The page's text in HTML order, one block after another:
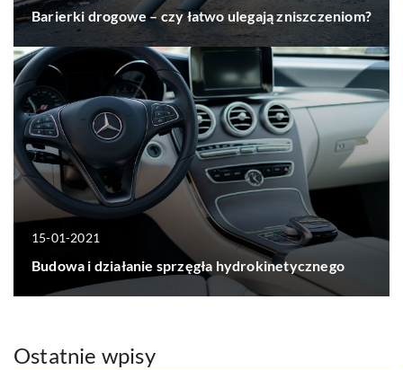
Barierki drogowe – czy łatwo ulegają zniszczeniom?
15-01-2021
Budowa i działanie sprzęgła hydrokinetycznego
Ostatnie wpisy